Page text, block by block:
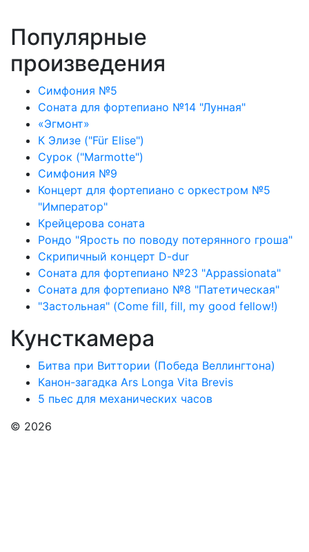
Популярные
произведения
Симфония №5
Соната для фортепиано №14 "Лунная"
«Эгмонт»
К Элизе ("Für Elise")
Сурок ("Marmotte")
Симфония №9
Концерт для фортепиано с оркестром №5
"Император"
Крейцерова соната
Рондо "Ярость по поводу потерянного гроша"
Скрипичный концерт D-dur
Соната для фортепиано №23 "Appassionata"
Соната для фортепиано №8 "Патетическая"
"Застольная" (Come fill, fill, my good fellow!)
Кунсткамера
Битва при Виттории (Победа Веллингтона)
Канон-загадка Ars Longa Vita Brevis
5 пьес для механических часов
© 2026